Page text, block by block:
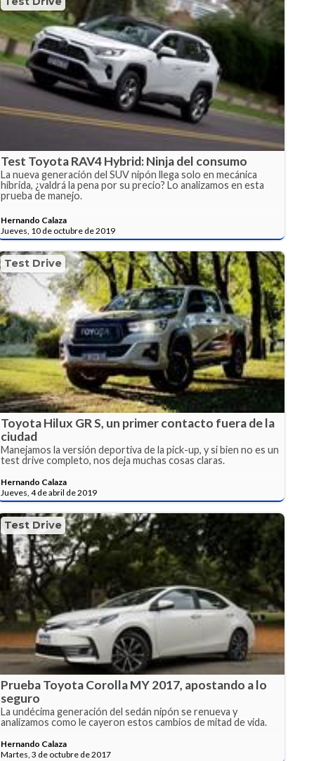
Test Toyota RAV4 Hybrid: Ninja del consumo
La nueva generación del SUV nipón llega solo en mecánica
híbrida, ¿valdrá la pena por su precio? Lo analizamos en esta
prueba de manejo.
Hernando Calaza
Jueves, 10 de octubre de 2019
Test Drive
Toyota Hilux GR S, un primer contacto fuera de la
ciudad
Manejamos la versión deportiva de la pick-up, y si bien no es un
test drive completo, nos deja muchas cosas claras.
Hernando Calaza
Jueves, 4 de abril de 2019
Test Drive
Prueba Toyota Corolla MY 2017, apostando a lo
seguro
La undécima generación del sedán nipón se renueva y
analizamos como le cayeron estos cambios de mitad de vida.
Hernando Calaza
Martes, 3 de octubre de 2017